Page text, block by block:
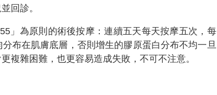
回診。
」為原則的術後按摩：連續五天每天按摩五次，每
布在肌膚底層，否則增生的膠原蛋白分布不均一旦
複雜困難，也更容易造成失敗，不可不注意。